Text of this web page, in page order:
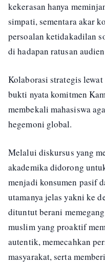
kekerasan hanya
simpati, sementara akar
persoalan ketidakadilan
di hadapan ratusan
Kolaborasi strategis
bukti nyata komitmen
membekali mahasiswa
hegemoni global.
Melalui diskursus yang
akademika didorong
menjadi konsumen pasif
utamanya jelas yakni ke
dituntut berani
muslim yang proaktif
autentik, memecahkan
masyarakat, serta